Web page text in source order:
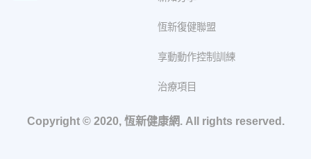
恆新復健聯盟
享動動作控制訓練
治療項目
Copyright © 2020, 恆新健康網. All rights reserved.